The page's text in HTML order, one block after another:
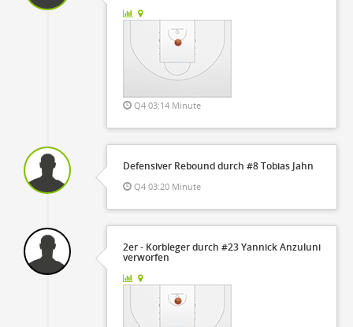
Q4 03:14 Minute
Defensiver Rebound durch #8 Tobias Jahn
Q4 03:20 Minute
2er - Korbleger durch #23 Yannick Anzuluni
verworfen